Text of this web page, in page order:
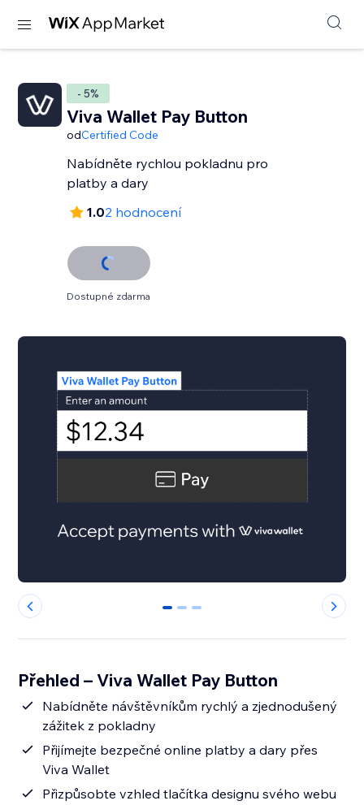
- 5%
Viva Wallet Pay Button
odCertified Code
Nabídněte rychlou pokladnu pro
platby a dary
1.02 hodnocení
Dostupné zdarma
0 1 2
Přehled – Viva Wallet Pay Button
Nabídněte návštěvníkům rychlý a zjednodušený
zážitek z pokladny
Přijímejte bezpečné online platby a dary přes
Viva Wallet
Přizpůsobte vzhled tlačítka designu svého webu